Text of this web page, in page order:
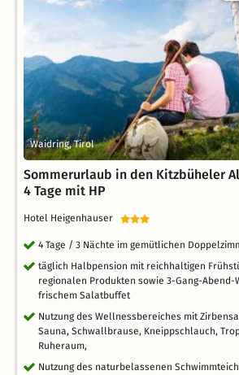
Waidring, Tirol
Sommerurlaub in den Kitzbüheler
4 Tage mit HP
Hotel Heigenhauser
4 Tage / 3 Nächte im gemütlichen
täglich Halbpension mit reichhaltigen
regionalen Produkten sowie 3-Gang-Abend-
frischem Salatbuffet
Nutzung des Wellnessbereiches mit
Sauna, Schwallbrause, Kneippschlauch,
Ruheraum,
Nutzung des naturbelassenen